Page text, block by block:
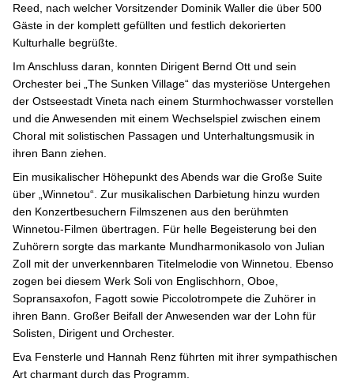
Reed, nach welcher Vorsitzender Dominik Waller die über 500
Gäste in der komplett gefüllten und festlich dekorierten
Kulturhalle begrüßte.
Im Anschluss daran, konnten Dirigent Bernd Ott und sein
Orchester bei „The Sunken Village“ das mysteriöse Untergehen
der Ostseestadt Vineta nach einem Sturmhochwasser vorstellen
und die Anwesenden mit einem Wechselspiel zwischen einem
Choral mit solistischen Passagen und Unterhaltungsmusik in
ihren Bann ziehen.
Ein musikalischer Höhepunkt des Abends war die Große Suite
über „Winnetou“. Zur musikalischen Darbietung hinzu wurden
den Konzertbesuchern Filmszenen aus den berühmten
Winnetou-Filmen übertragen. Für helle Begeisterung bei den
Zuhörern sorgte das markante Mundharmonikasolo von Julian
Zoll mit der unverkennbaren Titelmelodie von Winnetou. Ebenso
zogen bei diesem Werk Soli von Englischhorn, Oboe,
Sopransaxofon, Fagott sowie Piccolotrompete die Zuhörer in
ihren Bann. Großer Beifall der Anwesenden war der Lohn für
Solisten, Dirigent und Orchester.
Eva Fensterle und Hannah Renz führten mit ihrer sympathischen
Art charmant durch das Programm.